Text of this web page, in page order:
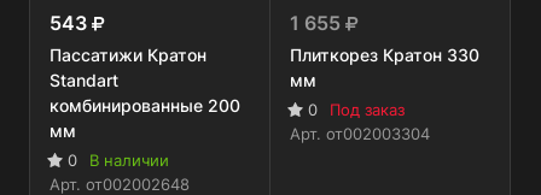
543
Пассатижи Кратон
Standart
комбинированные 200
мм
0
В наличии
Арт. от002002648
1 655
Плиткорез Кратон 330
мм
0
Под заказ
Арт. от002003304